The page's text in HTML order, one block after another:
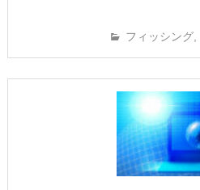
フィッシング